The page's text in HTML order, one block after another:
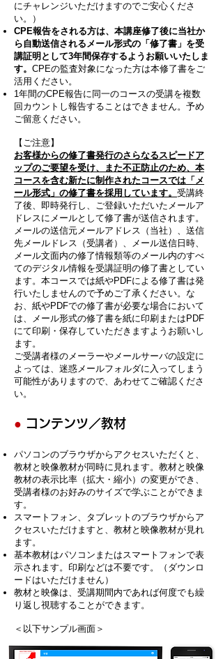
にチャレンジいただけますのでご安心くださ
い。）
CPE報告をされる方は、本講座修了後に当社か
ら自動送信されるメール形式の「修了書」を受
講証明として3年間保存するようお願いいたしま
す。 CPEの監査対象になった方は本修了書をご
活用ください。
1年間のCPE報告に同一のコースの受講を複数
回カウントし報告することはできません。予め
ご留意ください。​
【ご注意】
お客様からの修了書発行のさらなるスピードア
ップのご要望を受け、また不正防止のため、本
コースを含む新たに制作されたコースでは「メ
ール形式」の修了書を採用しています。 受講終
了後、即時発行し、ご登録いただいたメールア
ドレスにメールとして修了書が送信されます。
メールの送信元メールアドレス（当社）、送信
先メールドレス（受講者）、メール送信日時、
メール文面内の修了情報類等のメール内のすべ
てのデジタル情報を受講証明の修了書としてい
ます。本コースでは紙やPDFによる修了書は発
行いたしませんので予めご了承ください。な
お、紙やPDFでの修了書が必要な場合において
は、メール形式の修了書を紙に印刷またはPDF
にて印刷・保存していただきますようお願いし
ます。
ご受講者様のメーラーやメールサーバの設定に
よっては、迷惑メールフォルダに入ってしまう
可能性がありますので、あわせてご確認くださ
い。
● コンテンツ／教材
パソコンのブラウザからアクセスいただくと、
教材と映像教材が同時に見れます。教材と映像
教材の表示比率（拡大・縮小）の変更ができ、
受講者様のお好みのサイズで学ぶことができま
す。
スマートフォン、タブレットのブラウザからア
クセスいただけますと、教材と映像教材が見れ
ます。
基本教材はパソコンまたはスマートフォンで表
示されます。印刷などは不要です。（ダウンロ
ードはいただけません）
教材と映像は、受講期間内であれば何度でも繰
り返し視聴することができます。
＜以下サンプル画面＞